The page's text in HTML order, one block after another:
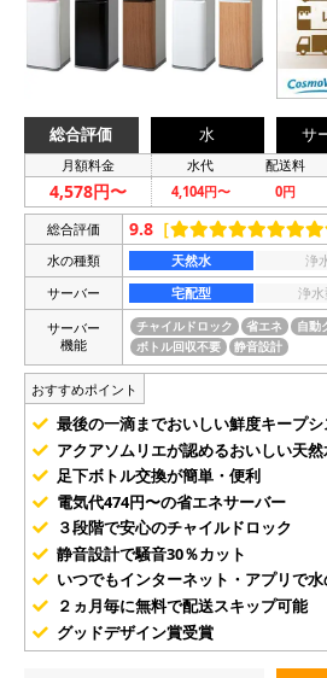
総合評価 水 サ
月額料金 水代 配送料
4,578円〜 4,104円〜 0円
総合評価 9.8 ［
水の種類 天然水 浄
サーバー
宅配型 浄水
サーバー
機能
チャイルドロック 省エネ 自動
ボトル回収不要
静音設計
おすすめポイント
最後の一滴までおいしい鮮度キープ
アクアソムリエが認めるおいしい天
足下ボトル交換が簡単・便利
電気代474円〜の省エネサーバー
３段階で安心のチャイルドロック
静音設計で騒音30％カット
いつでもインターネット・アプリで
２ヵ月毎に無料で配送スキップ可能
グッドデザイン賞受賞